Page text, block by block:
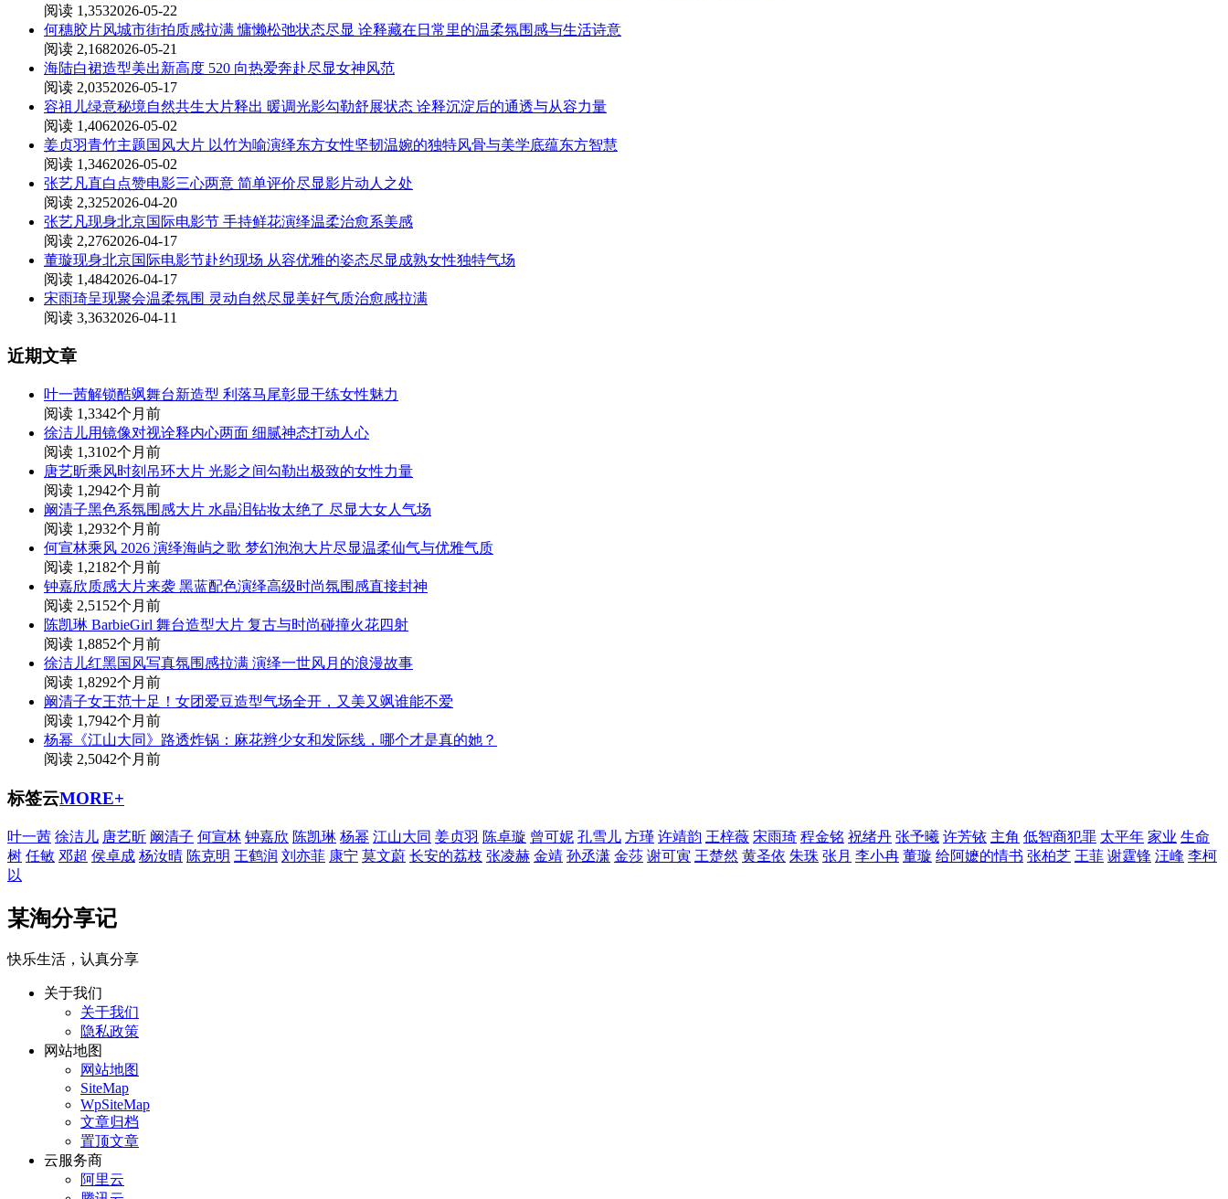
阅读 1,3532026-05-22
何穗胶片风城市街拍质感拉满 慵懒松弛状态尽显 诠释藏在日常里的温柔氛围感与生活诗意
阅读 2,1682026-05-21
海陆白裙造型美出新高度 520 向热爱奔赴尽显女神风范
阅读 2,0352026-05-17
容祖儿绿意秘境自然共生大片释出 暖调光影勾勒舒展状态 诠释沉淀后的通透与从容力量
阅读 1,4062026-05-02
姜贞羽青竹主题国风大片 以竹为喻演绎东方女性坚韧温婉的独特风骨与美学底蕴东方智慧
阅读 1,3462026-05-02
张艺凡直白点赞电影三心两意 简单评价尽显影片动人之处
阅读 2,3252026-04-20
张艺凡现身北京国际电影节 手持鲜花演绎温柔治愈系美感
阅读 2,2762026-04-17
董璇现身北京国际电影节赴约现场 从容优雅的姿态尽显成熟女性独特气场
阅读 1,4842026-04-17
宋雨琦呈现聚会温柔氛围 灵动自然尽显美好气质治愈感拉满
阅读 3,3632026-04-11
近期文章
叶一茜解锁酷飒舞台新造型 利落马尾彰显干练女性魅力
阅读 1,3342个月前
徐洁儿用镜像对视诠释内心两面 细腻神态打动人心
阅读 1,3102个月前
唐艺昕乘风时刻吊环大片 光影之间勾勒出极致的女性力量
阅读 1,2942个月前
阚清子黑色系氛围感大片 水晶泪钻妆太绝了 尽显大女人气场
阅读 1,2932个月前
何宣林乘风 2026 演绎海屿之歌 梦幻泡泡大片尽显温柔仙气与优雅气质
阅读 1,2182个月前
钟嘉欣质感大片来袭 黑蓝配色演绎高级时尚氛围感直接封神
阅读 2,5152个月前
陈凯琳 BarbieGirl 舞台造型大片 复古与时尚碰撞火花四射
阅读 1,8852个月前
徐洁儿红黑国风写真氛围感拉满 演绎一世风月的浪漫故事
阅读 1,8292个月前
阚清子女王范十足！女团爱豆造型气场全开，又美又飒谁能不爱
阅读 1,7942个月前
杨幂《江山大同》路透炸锅：麻花辫少女和发际线，哪个才是真的她？
阅读 2,5042个月前
标签云MORE+
叶一茜 徐洁儿 唐艺昕 阚清子 何宣林 钟嘉欣 陈凯琳 杨幂 江山大同 姜贞羽 陈卓璇 曾可妮 孔雪儿 方瑾 许靖韵 王梓薇 宋雨琦 程金铭 祝绪丹 张予曦 许芳铱 主角 低智商犯罪 太平年 家业 生命
树 任敏 邓超 侯卓成 杨汝晴 陈克明 王鹤润 刘亦菲 康宁 莫文蔚 长安的荔枝 张凌赫 金靖 孙丞潇 金莎 谢可寅 王楚然 黄圣依 朱珠 张月 李小冉 董璇 给阿嬷的情书 张柏芝 王菲 谢霆锋 汪峰 李柯
以
某淘分享记
快乐生活，认真分享
关于我们
关于我们
隐私政策
网站地图
网站地图
SiteMap
WpSiteMap
文章归档
置顶文章
云服务商
阿里云